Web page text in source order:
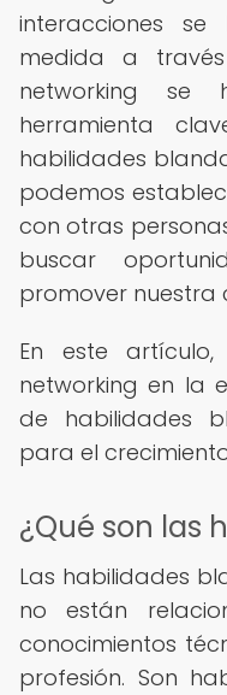
interacciones
medida a
networking se
herramienta
habilidades
podemos
con otras
buscar
promover nuestra
En este
networking en la
de habilidades
para el
¿Qué son las
Las habilidades
no están
conocimientos
profesión. Son